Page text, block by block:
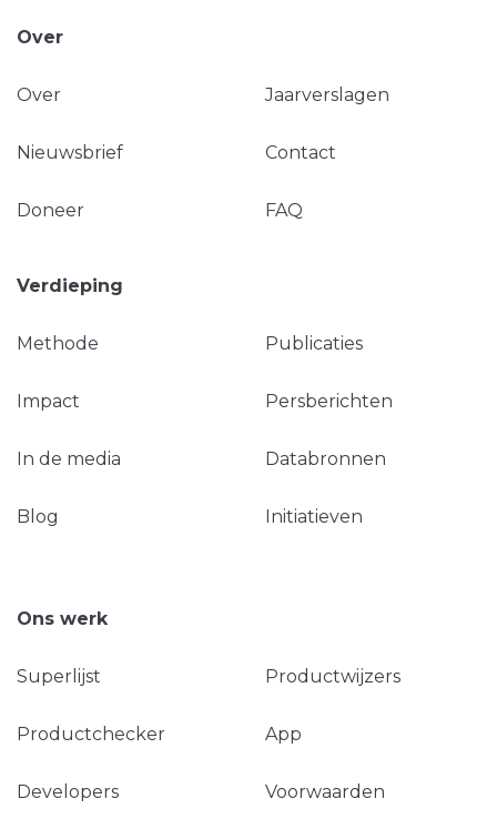
Over
Over Jaarverslagen
Nieuwsbrief Contact
Doneer FAQ
Verdieping
Methode Publicaties
Impact Persberichten
In de media Databronnen
Blog Initiatieven
Ons werk
Superlijst Productwijzers
Productchecker App
Developers Voorwaarden